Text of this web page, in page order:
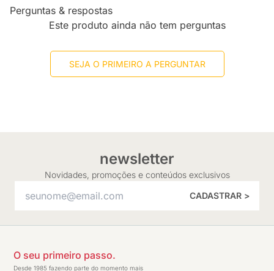
Perguntas & respostas
Este produto ainda não tem perguntas
SEJA O PRIMEIRO A PERGUNTAR
newsletter
Novidades, promoções e conteúdos exclusivos
CADASTRAR >
O seu primeiro passo.
Desde 1985 fazendo parte do momento mais